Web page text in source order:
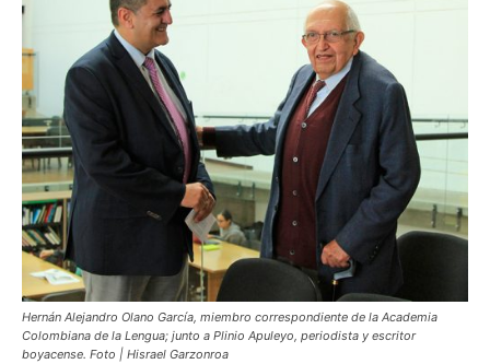
Hernán Alejandro Olano García, miembro correspondiente de la Academia
Colombiana de la Lengua; junto a Plinio Apuleyo, periodista y escritor
boyacense. Foto | Hisrael Garzonroa